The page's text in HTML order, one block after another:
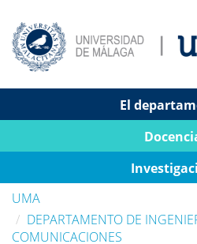
El
UMA
DEPARTAMENTO DE
COMUNICACIONES